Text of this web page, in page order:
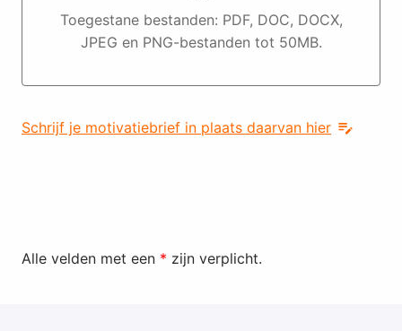
Bestand uploaden of sleep en zet hier neer
Toegestane bestanden: PDF, DOC, DOCX,
JPEG en PNG-bestanden tot 50MB.
Schrijf je motivatiebrief in plaats daarvan hier
Alle velden met een * zijn verplicht.